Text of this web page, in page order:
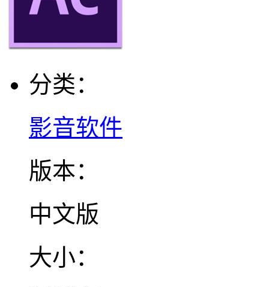
分类：
影音软件
版本：
中文版
大小：